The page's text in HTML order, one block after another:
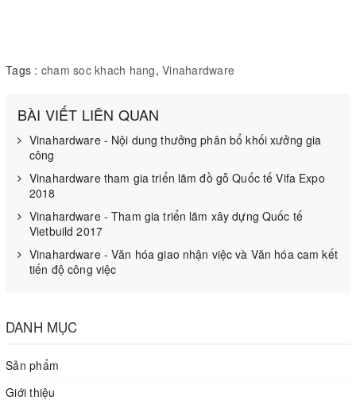
Tags : cham soc khach hang, Vinahardware
BÀI VIẾT LIÊN QUAN
Vinahardware - Nội dung thưởng phân bổ khối xưởng gia
công
Vinahardware tham gia triển lãm đồ gỗ Quốc tế Vifa Expo
2018
Vinahardware - Tham gia triển lãm xây dựng Quốc tế
Vietbuild 2017
Vinahardware - Văn hóa giao nhận việc và Văn hóa cam kết
tiến độ công việc
DANH MỤC
Sản phẩm
Giới thiệu